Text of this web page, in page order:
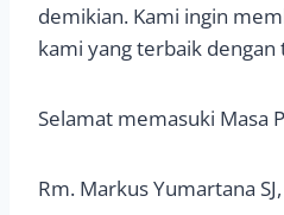
demikian. Kami ingin
kami yang terbaik dengan
Selamat memasuki Masa
Rm. Markus Yumartana